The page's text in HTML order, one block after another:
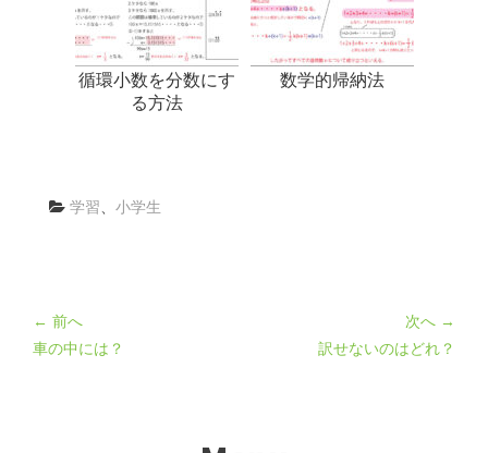
循環小数を分数にす
る方法
数学的帰納法
学習、 小学生
← 前へ
車の中には？
次へ →
訳せないのはどれ？